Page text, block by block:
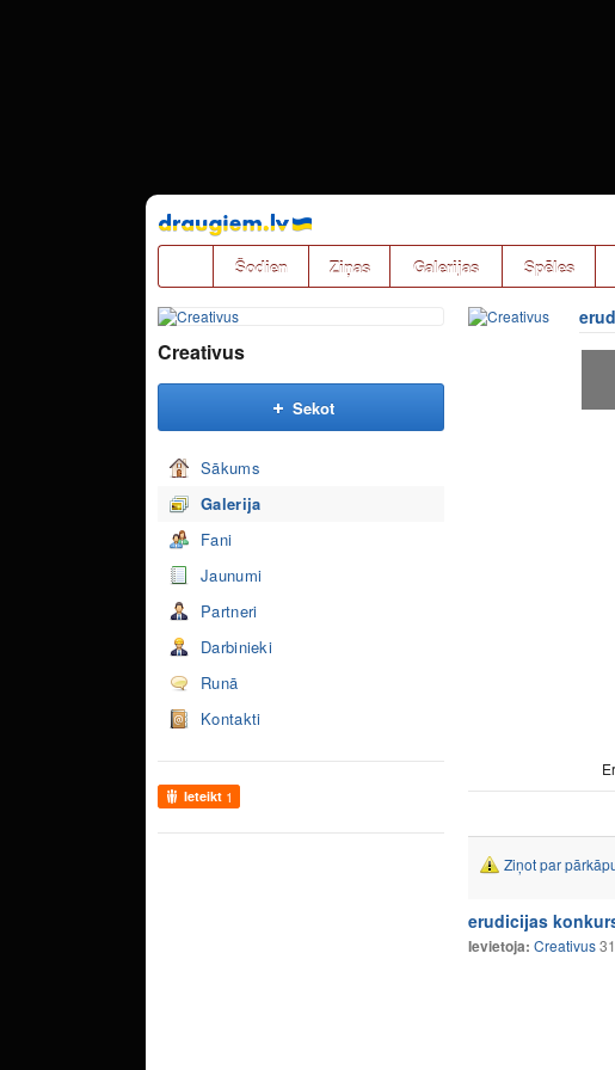
Pāriet
uz
saturu
Šodien Ziņas Galerijas Spēles
Creativus
Sekot
Sākums
Galerija
Fani
Jaunumi
Partneri
Darbinieki
Runā
Kontakti
Ieteikt 1
Ziņot par
erudicijas
Ievietoja: Creativus